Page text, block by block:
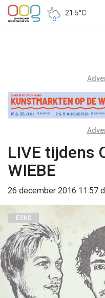
21.5°C
LIVE tijdens
WIEBE
26 december 2016 11:57
ESNS